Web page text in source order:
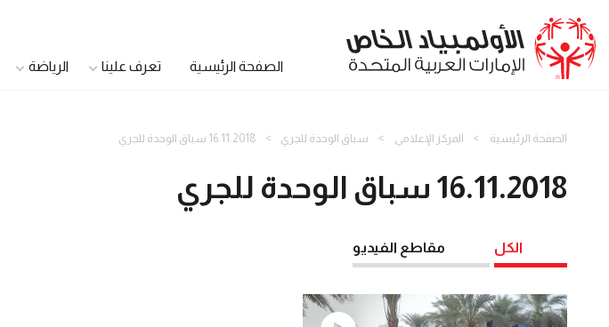
الصفحة الرئيسية تعرف علينا الرياضة
الصفحة الرئيسية المركز الإعلامي سباق الوحدة للجري 16.11.2018 سباق الوحدة للجري
16.11.2018 سباق الوحدة للجري
الكل مقاطع الفيديو